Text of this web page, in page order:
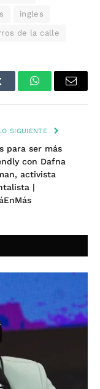
ingles
de la calle
WhatsAppEmail
SIGUIENTE
para ser más
con Dafna
activista
|